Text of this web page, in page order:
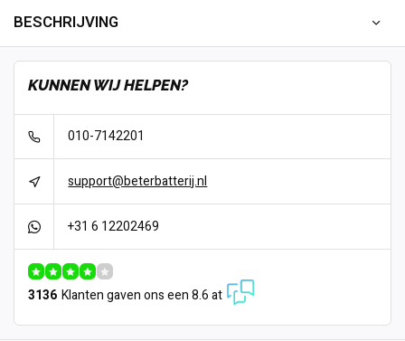
BESCHRIJVING
KUNNEN WIJ HELPEN?
010-7142201
support@beterbatterij.nl
+31 6 12202469
3136 Klanten gaven ons een 8.6 at